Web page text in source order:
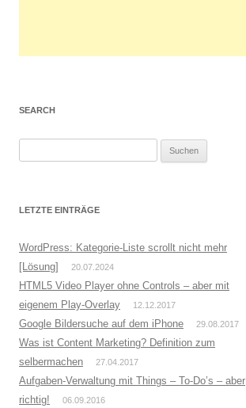
SEARCH
h
n
n
a
c
h
:
LETZTE EINTRÄGE
WordPress: Kategorie-Liste scrollt nicht mehr
[Lösung]
20.07.2024
HTML5 Video Player ohne Controls – aber mit
eigenem Play-Overlay
12.12.2017
Google Bildersuche auf dem iPhone 29.08.2017
Was ist Content Marketing? Definition zum
selbermachen
27.04.2017
Aufgaben-Verwaltung mit Things – To-Do’s – aber
richtig!
06.09.2016